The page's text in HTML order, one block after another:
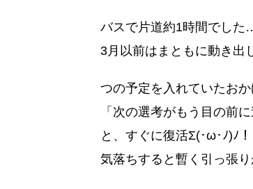
バスで片道約1時間でした
3月以前はまともに動き出
つの予定を入れていたお
「次の選考がもう目の前
と、すぐに復活Σ(･ω･ﾉ)ﾉ！
気落ちすると暫く引っ張